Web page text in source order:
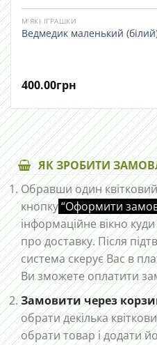
М’ЯКІ ІГРАШКИ
Ведмедик маленький
400.00грн
ЯК ЗРОБИТИ
Обравши один
кнопку“Оформити
інформаційне вікно
про доставку. Після
система скерує Вас в
Ви зможете оплатити
Замовити через
обрати декілька
обрати товар і додати